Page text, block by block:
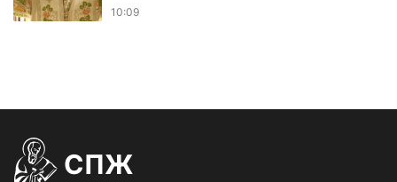
10:09
СПЖ